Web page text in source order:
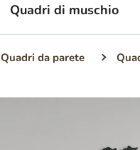
Quadri di muschio
Quadri da parete